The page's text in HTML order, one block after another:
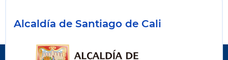
Alcaldía de Santiago de Cali